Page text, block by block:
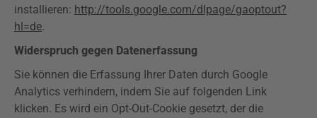
installieren: http://tools.google.com/dlpage/gaoptout?
hl=de.
Widerspruch gegen Datenerfassung
Sie können die Erfassung Ihrer Daten durch Google
Analytics verhindern, indem Sie auf folgenden Link
klicken. Es wird ein Opt-Out-Cookie gesetzt, der die